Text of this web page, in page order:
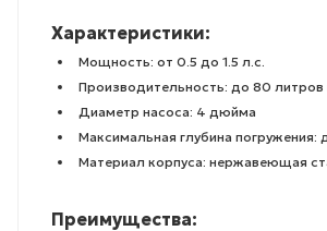
Характеристики:
Мощность: от 0.5 до 1.5 л.с.
Производительность: до 80 литров
Диаметр насоса: 4 дюйма
Максимальная глубина погружения:
Материал корпуса: нержавеющая
Преимущества: